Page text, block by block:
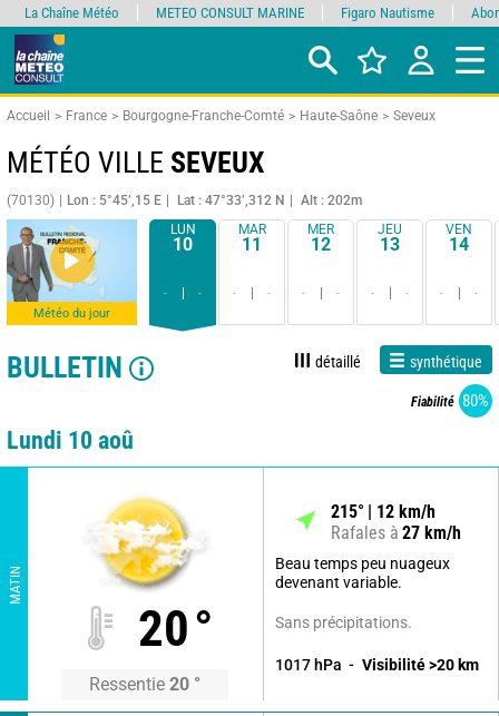
Accueil France Bourgogne-Franche-Comté Haute-Saône Seveux
MÉTÉO VILLE SEVEUX
(70130) Lon : 5°45’,15 E Lat : 47°33’,312 N Alt : 202m
Météo du jour
LUN
10
- -
MAR
11
- -
MER
12
- -
JEU
13
- -
VEN
14
- -
BULLETIN détaillé synthétique
Fiabilité 80%
Lundi 10 aoû
MATIN
20°
Ressentie 20 °
215° 12 km/h
Rafales à 27 km/h
Beau temps peu nuageux
devenant variable.
Sans précipitations.
1017 hPa Visibilité >20 km
La Chaîne Météo METEO CONSULT MARINE Figaro Nautisme